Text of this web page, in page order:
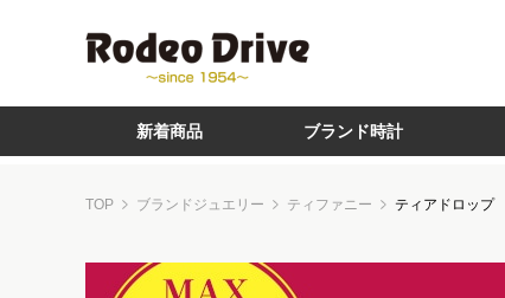
新着商品 ブランド時計
TOP ブランドジュエリー ティファニー ティアドロップ